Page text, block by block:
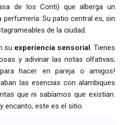
de los Conti) que alberga un
Su patio central es, sin
de la ciudad.
su experiencia sensorial. Tienes
y adivinar las notas olfativas;
hacer en pareja o amigos!
las esencias con alambiques
que ni sabíamos que existían.
encanto, este es el sitio.